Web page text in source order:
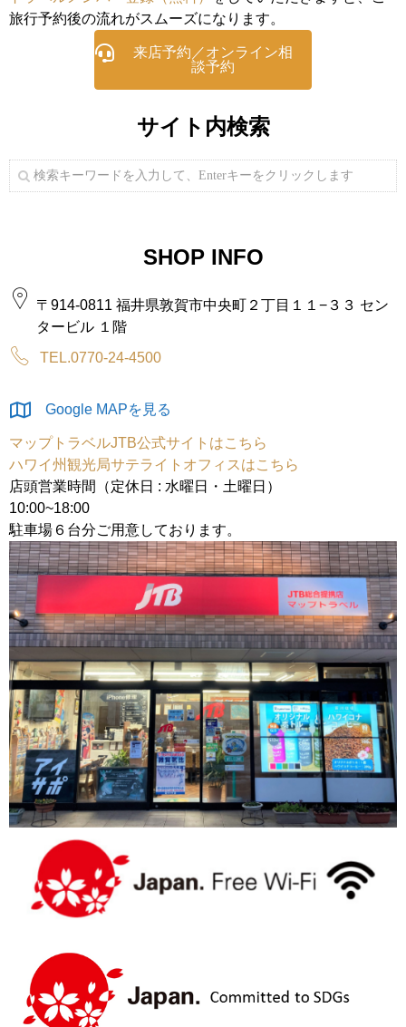
旅行予約後の流れがスムーズになります。
来店予約／オンライン相
談予約
サイト内検索
SHOP INFO
〒914-0811 福井県敦賀市中央町２丁目１１−３３ セン
タービル １階
TEL.0770-24-4500
Google MAPを見る
マップトラベルJTB公式サイトはこちら
ハワイ州観光局サテライトオフィスはこちら
店頭営業時間（定休日 : 水曜日・土曜日）
10:00~18:00
駐車場６台分ご用意しております。